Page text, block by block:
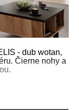
- dub wotan,
Čierne nohy a